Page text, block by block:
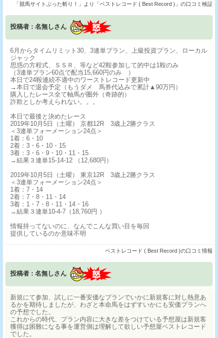
「競馬サイトぶった斬り！」より「ベストレコード ( Best Record )」の口コミ検証
投稿者 : 名無しさん
6月からタイムリミット30、3連単プラン、上級投資プラン、ローカル
ジャック
思惑の方程式、ＳＳＲ、等など42鞍参加して的中は1鞍のみ
（3連単プラン60点で配当15,660円のみ ）
本日で24鞍連続不適中のワーストレコード更新中
→本日で退会予定（もうダメ 馬券代込みで累計▲90万円）
購入したレース全て軸馬が圏外（奇跡的）
詐欺としか考えられない。。。
本日で最後と決めたレース
2019年10月5日（土曜） 京都12R 3歳上2勝クラス
＜3連単フォーメーション24点＞
1着：6・10
2着：3・6・10・15
3着：3・6・9・10・11・15
→結果３連単15-14-12 （12,680円）
2019年10月5日（土曜） 東京12R 3歳上2勝クラス
＜3連単フォーメーション24点＞
1着：7・14
2着：7・8・11・14
3着：1・7・8・11・14・16
→結果３連単10-4-7（18,760円 ）
情報持ってないのに、なんでこんな買い目を毎回
提供しているのか意味不明
ベストレコード ( Best Record )の口コミ情報
投稿者 : 名無しさん
新規にて参加、試しに一番安価なプランでいかに新規客に対し熱意あ
るかを期待しましたが、わざと本命馬をはずすいかにも安価プランへ
の予想でした。
これからの時代、プラン内容に大きな差をつけている予想屋は新規客
獲得は困難になる事を運営側は理解して欲しい予想屋ベストレコード
でした。